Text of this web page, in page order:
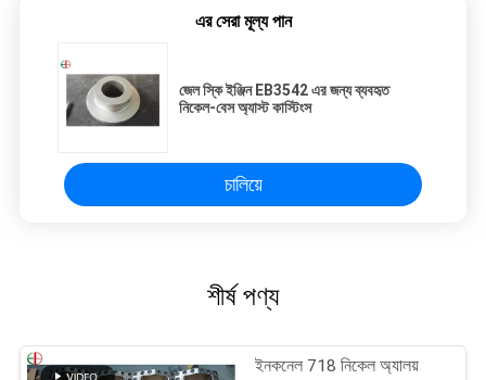
এর সেরা মূল্য পান
জেল স্কি ইঞ্জিন EB3542 এর জন্য ব্যবহৃত
নিকেল-বেস অ্যাস্ট কাস্টিংস
চালিয়ে
শীর্ষ পণ্য
ইনকনেল 718 নিকেল অ্যালয়